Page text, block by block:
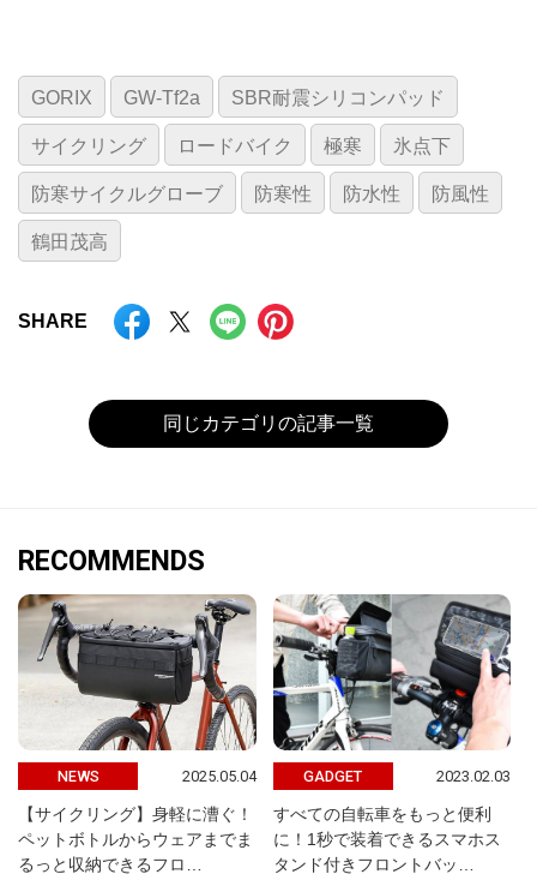
GORIX GW-Tf2a SBR耐震シリコンパッド
サイクリング ロードバイク 極寒 氷点下
防寒サイクルグローブ 防寒性 防水性 防風性
鶴田茂高
SHARE
同じカテゴリの記事一覧
RECOMMENDS
NEWS 2025.05.04
【サイクリング】身軽に漕ぐ！
ペットボトルからウェアまでま
るっと収納できるフロ…
GADGET 2023.02.03
すべての自転車をもっと便利
に！1秒で装着できるスマホス
タンド付きフロントバッ…